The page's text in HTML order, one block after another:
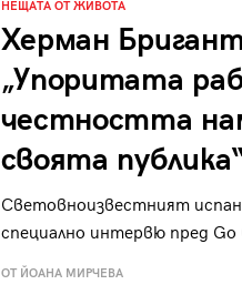
НЕЩАТА ОТ ЖИВОТА
Херман
„Упоритата
честността
своята
Световноизвестният
специално интервю пред Go
ОТ ЙОАНА МИРЧЕВА